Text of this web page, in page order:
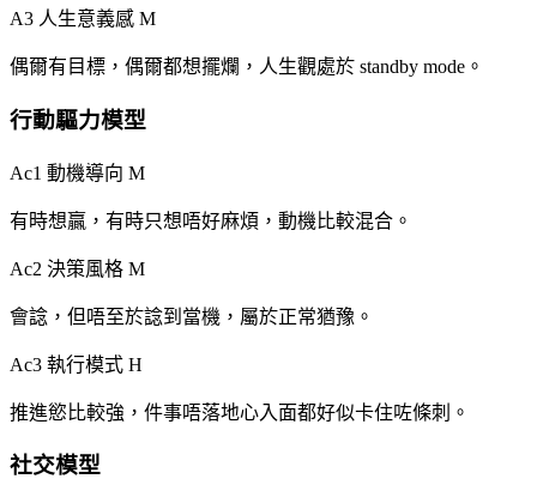
A3 人生意義感 M
偶爾有目標，偶爾都想擺爛，人生觀處於 standby mode。
行動驅力模型
Ac1 動機導向 M
有時想贏，有時只想唔好麻煩，動機比較混合。
Ac2 決策風格 M
會諗，但唔至於諗到當機，屬於正常猶豫。
Ac3 執行模式 H
推進慾比較強，件事唔落地心入面都好似卡住咗條刺。
社交模型